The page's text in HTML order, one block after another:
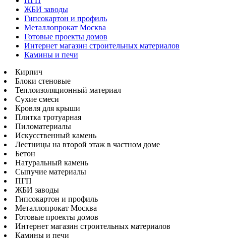
ЖБИ заводы
Гипсокартон и профиль
Металлопрокат Москва
Готовые проекты домов
Интернет магазин строительных материалов
Камины и печи
Кирпич
Блоки стеновые
Теплоизоляционный материал
Сухие смеси
Кровля для крыши
Плитка тротуарная
Пиломатериалы
Искусственный камень
Лестницы на второй этаж в частном доме
Бетон
Натуральный камень
Сыпучие материалы
ПГП
ЖБИ заводы
Гипсокартон и профиль
Металлопрокат Москва
Готовые проекты домов
Интернет магазин строительных материалов
Камины и печи